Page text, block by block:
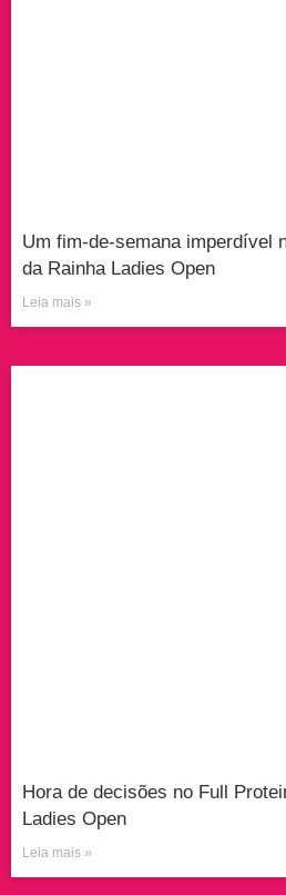
Um fim-de-semana imperdível
da Rainha Ladies Open
Leia mais »
Hora de decisões no Full
Ladies Open
Leia mais »